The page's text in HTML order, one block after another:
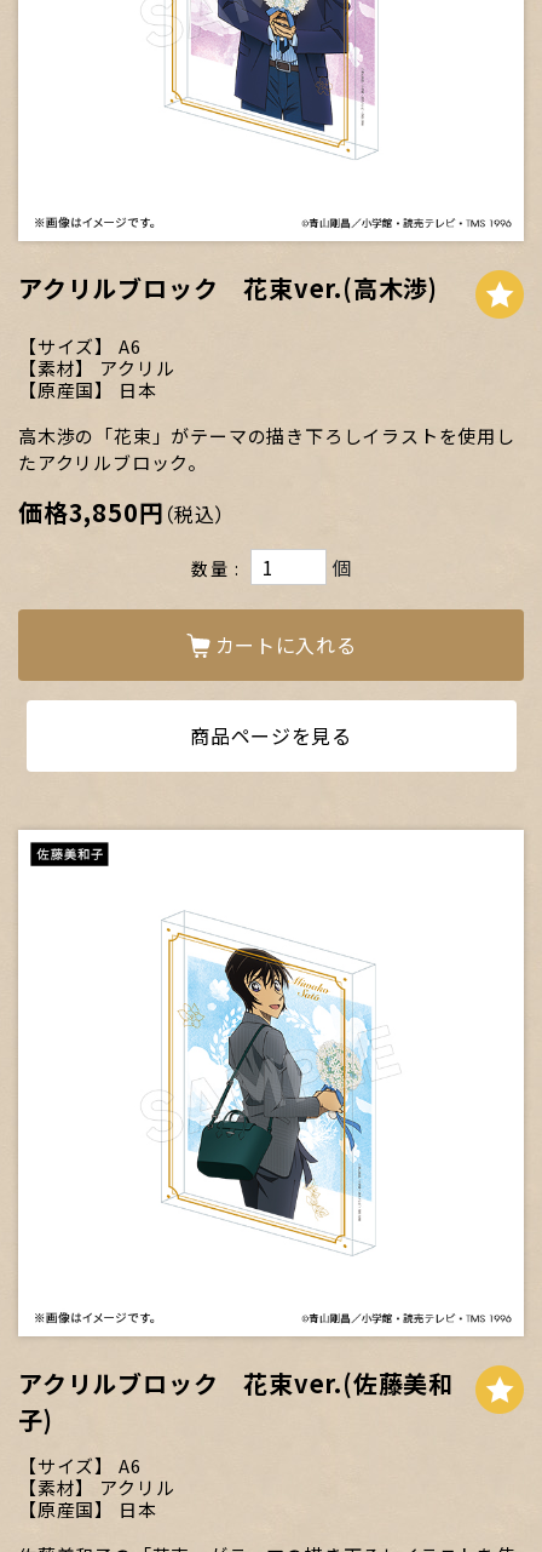
アクリルブロック 花束ver.(高木渉)
サイズ
A6
素材
アクリル
原産国
日本
高木渉の「花束」がテーマの描き下ろしイラストを使用し
たアクリルブロック。
価格3,850円 （税込）
数量 個
カートに入れる
商品ページを見る
アクリルブロック 花束ver.(佐藤美和
子)
サイズ
A6
素材
アクリル
原産国
日本